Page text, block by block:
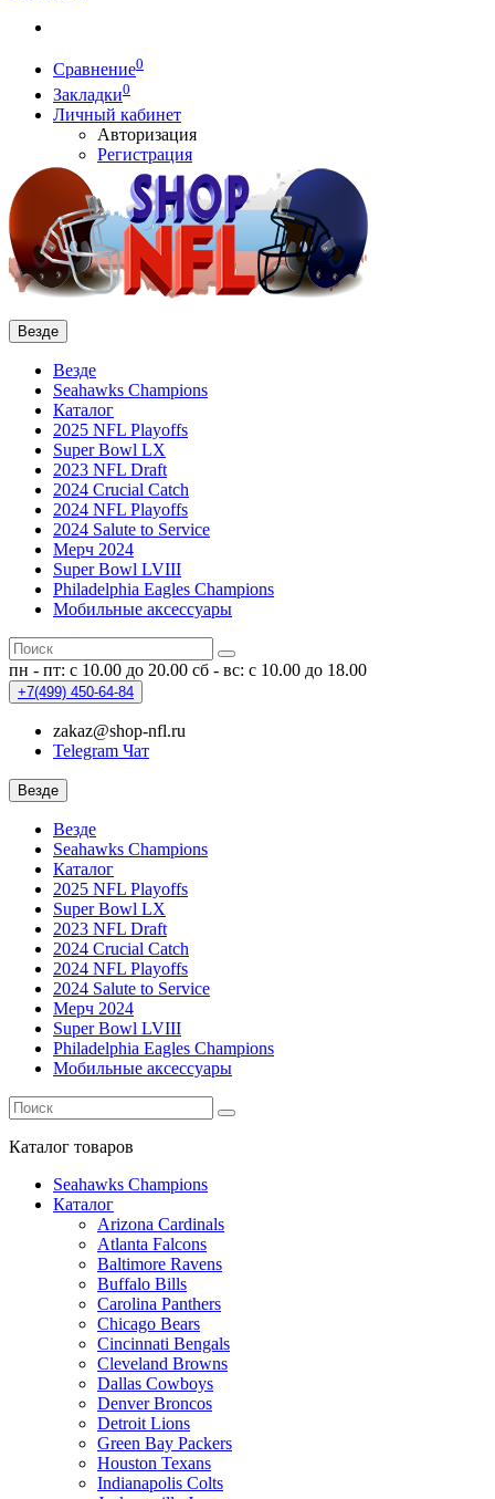
Сравнение0
Закладки0
Личный кабинет
Авторизация
Регистрация
Везде
Везде
Seahawks Champions
Каталог
2025 NFL Playoffs
Super Bowl LX
2023 NFL Draft
2024 Crucial Catch
2024 NFL Playoffs
2024 Salute to Service
Мерч 2024
Super Bowl LVIII
Philadelphia Eagles Champions
Мобильные аксессуары
пн - пт: с 10.00 до 20.00 сб - вс: с 10.00 до 18.00
+7(499) 450-64-84
zakaz@shop-nfl.ru
Telegram Чат
Везде
Везде
Seahawks Champions
Каталог
2025 NFL Playoffs
Super Bowl LX
2023 NFL Draft
2024 Crucial Catch
2024 NFL Playoffs
2024 Salute to Service
Мерч 2024
Super Bowl LVIII
Philadelphia Eagles Champions
Мобильные аксессуары
Каталог товаров
Seahawks Champions
Каталог
Arizona Cardinals
Atlanta Falcons
Baltimore Ravens
Buffalo Bills
Carolina Panthers
Chicago Bears
Cincinnati Bengals
Cleveland Browns
Dallas Cowboys
Denver Broncos
Detroit Lions
Green Bay Packers
Houston Texans
Indianapolis Colts